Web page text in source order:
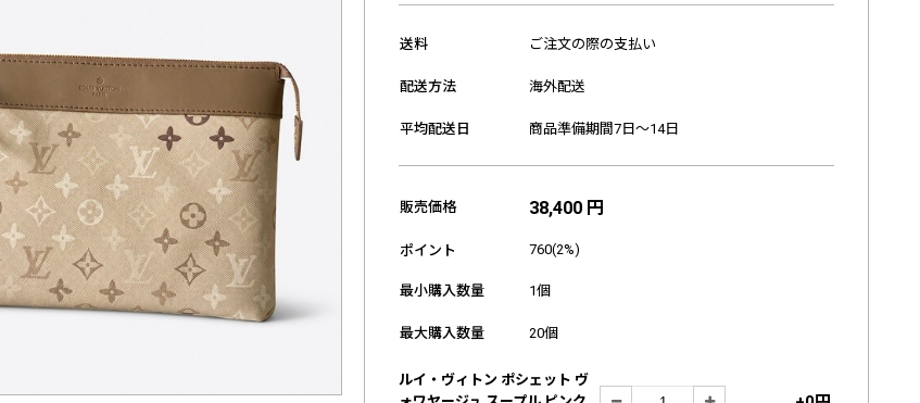
送料 ご注文の際の支払い
配送方法 海外配送
平均配送日 商品準備期間7日～14日
販売価格 38,400 円
ポイント 760(2%)
最小購入数量 1個
最大購入数量 20個
ルイ・ヴィトン ポシェット ヴ